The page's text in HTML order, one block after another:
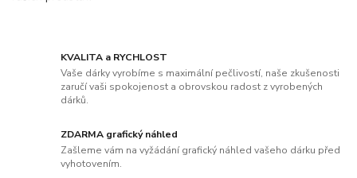
KVALITA a RYCHLOST
Vaše dárky vyrobíme s maximální pečlivostí, naše zkušenosti
zaručí vaši spokojenost a obrovskou radost z vyrobených
dárků.
ZDARMA grafický náhled
Zašleme vám na vyžádání grafický náhled vašeho dárku před
vyhotovením.